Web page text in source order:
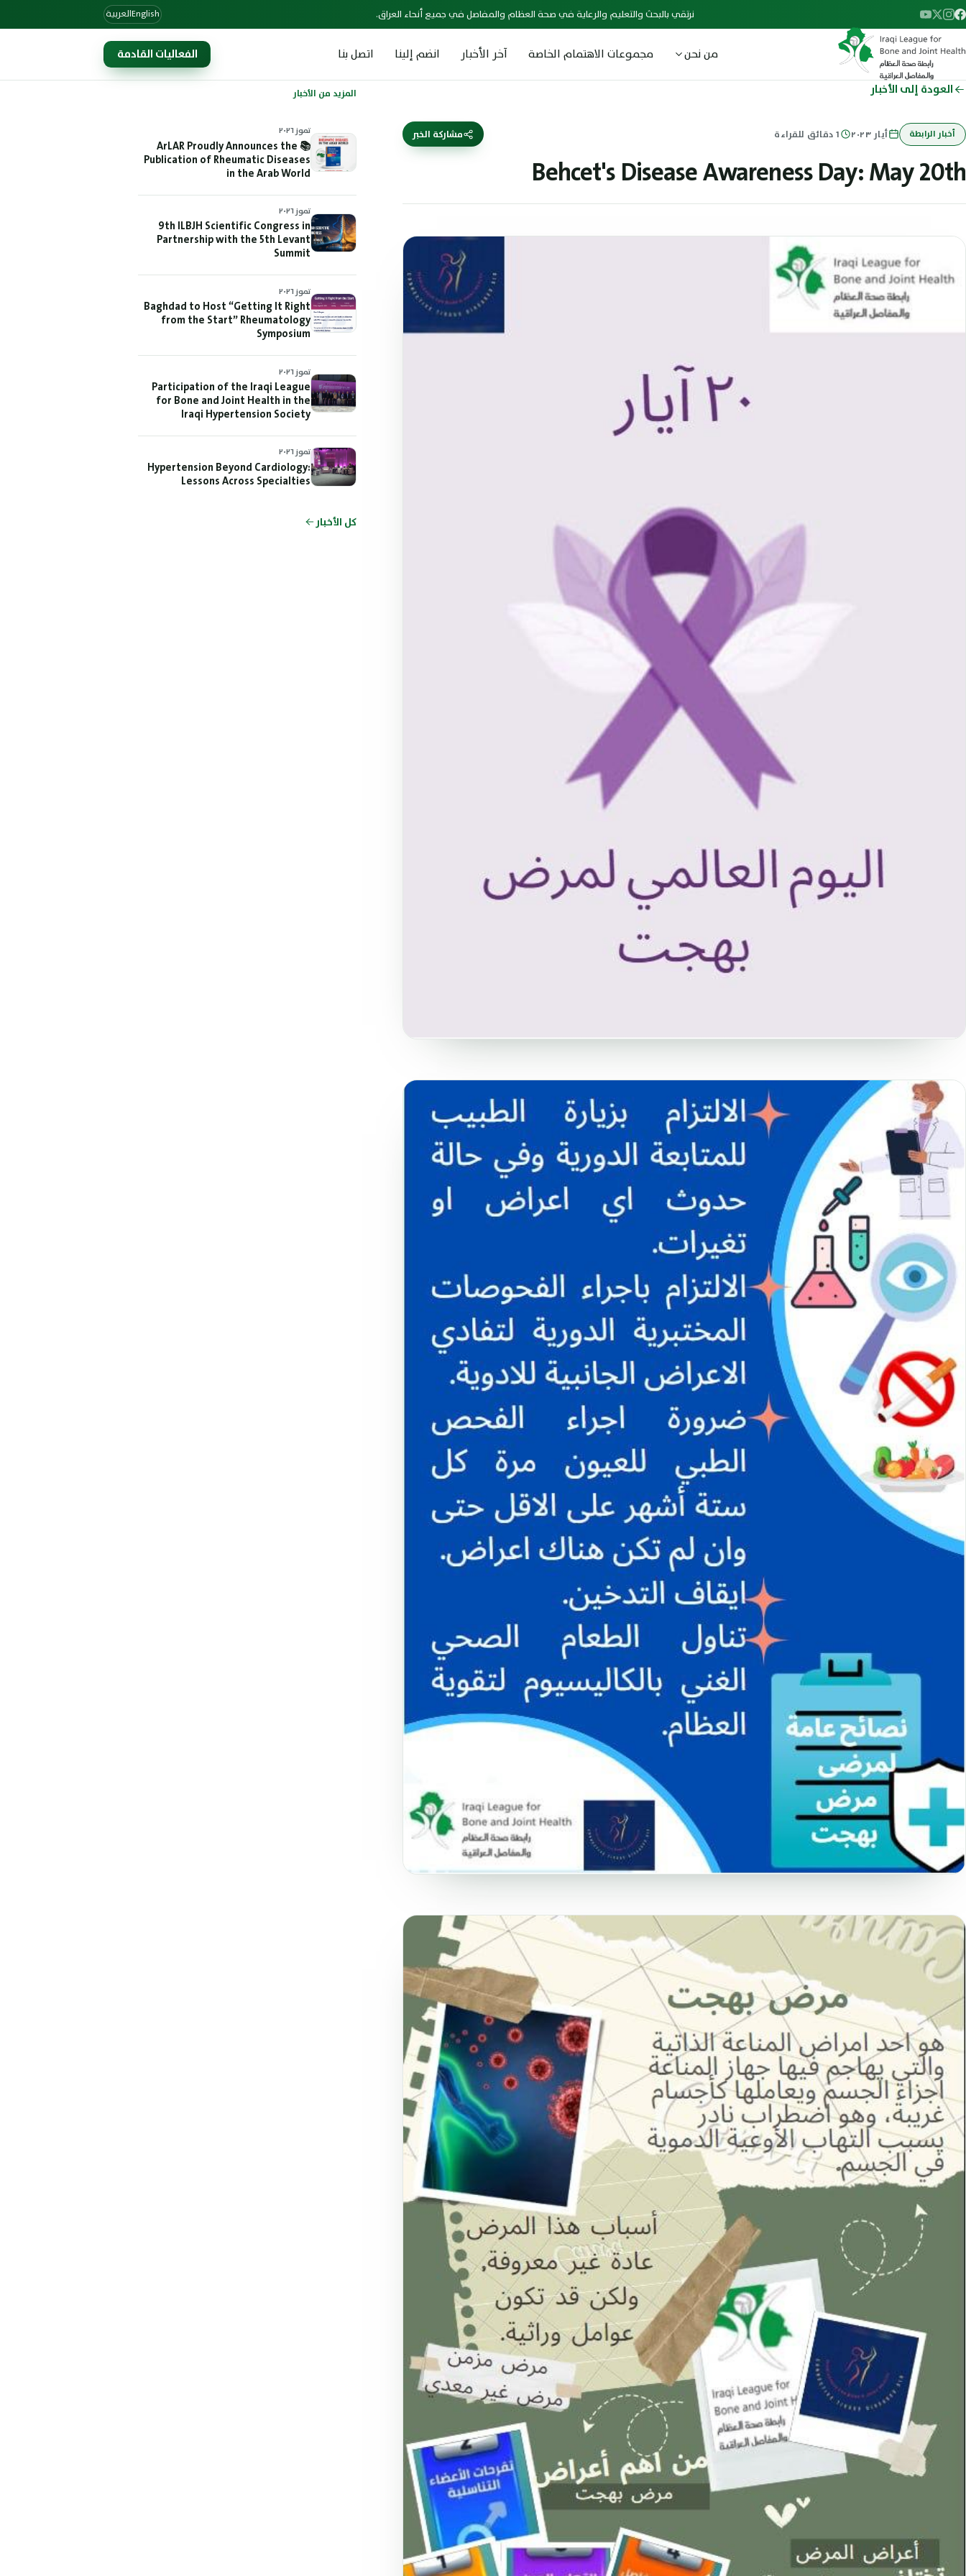
نرتقي بالبحث والتعليم والرعاية في صحة العظام والمفاصل في جميع أنحاء العراق. Englishالعربية
من نحن مجموعات الاهتمام الخاصة آخر الأخبار انضم إلينا اتصل بنا الفعاليات القادمة
العودة إلى الأخبار
أخبار الرابطة أيار ٢٠٢٣ 1 دقائق للقراءة مشاركة الخبر
Behcet's Disease Awareness Day: May 20th
المزيد من الأخبار
تموز ٢٠٢٦
📚 ArLAR Proudly Announces the
Publication of Rheumatic Diseases
in the Arab World
تموز ٢٠٢٦
9th ILBJH Scientific Congress in
Partnership with the 5th Levant
Summit
تموز ٢٠٢٦
Baghdad to Host “Getting It Right
from the Start” Rheumatology
Symposium
تموز ٢٠٢٦
Participation of the Iraqi League
for Bone and Joint Health in the
Iraqi Hypertension Society
تموز ٢٠٢٦
Hypertension Beyond Cardiology:
Lessons Across Specialties
كل الأخبار